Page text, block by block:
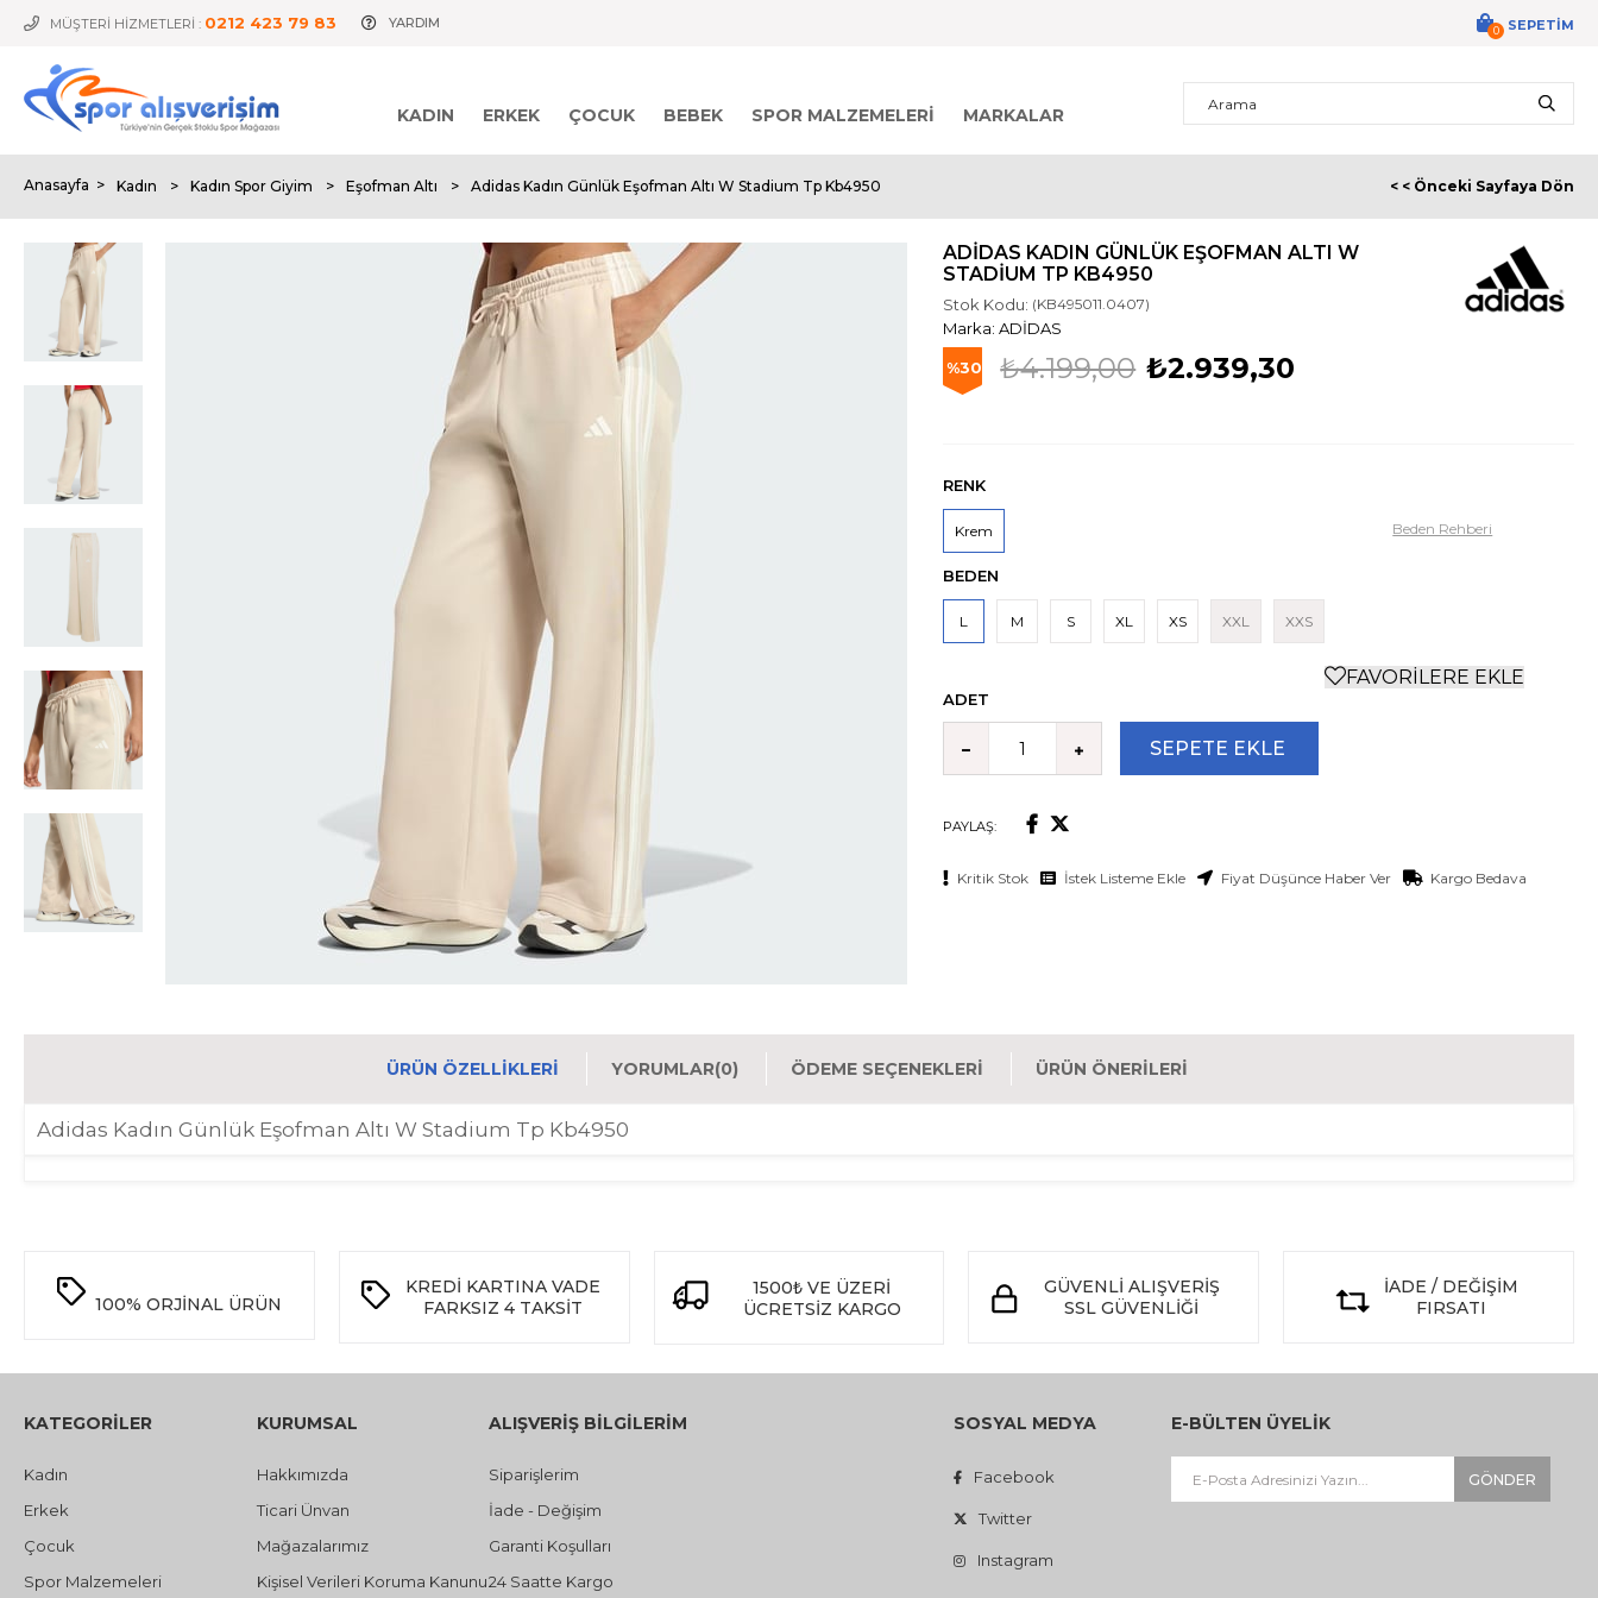
MÜŞTERİ HİZMETLERİ : 0212 423 79 83 YARDIM
KADIN ERKEK ÇOCUK BEBEK SPOR MALZEMELERI MARKALAR
SEPETIM
0
Anasayfa > Kadın > Kadın Spor Giyim > Eşofman Altı > Adidas Kadın Günlük Eşofman Altı W Stadium Tp Kb4950 < < Önceki Sayfaya Dön
ADIDAS KADIN GÜNLÜK EŞOFMAN ALTI W
STADIUM TP KB4950
Stok Kodu: (KB495011.0407)
ADİDAS
30 ₺4.199,00 ₺2.939,30
RENK
Krem
BEDEN
L M S XL XS XXL XXS
Beden Rehberi
ADET
FAVORILERE EKLE
PAYLAŞ:
Kritik Stok İstek Listeme Ekle Fiyat Düşünce Haber Ver Kargo Bedava
ÜRÜN ÖZELLIKLERI YORUMLAR(0) ÖDEME SEÇENEKLERI ÜRÜN ÖNERILERI
Adidas Kadın Günlük Eşofman Altı W Stadium Tp Kb4950
100% ORJİNAL ÜRÜN
KREDİ KARTINA VADE
FARKSIZ 4 TAKSİT
1500₺VE ÜZERİ
ÜCRETSİZ KARGO
GÜVENLİ ALIŞVERİŞ
SSL GÜVENLİĞİ
İADE / DEĞİŞİM
FIRSATI
KATEGORİLER
Kadın
Erkek
Çocuk
Spor Malzemeleri
KURUMSAL
Hakkımızda
Ticari Ünvan
Mağazalarımız
Kişisel Verileri Koruma Kanunu
ALIŞVERİŞ BİLGİLERİM
Siparişlerim
İade - Değişim
Garanti Koşulları
24 Saatte Kargo
SOSYAL MEDYA
Facebook
Twitter
Instagram
E-BÜLTEN ÜYELİK
GÖNDER